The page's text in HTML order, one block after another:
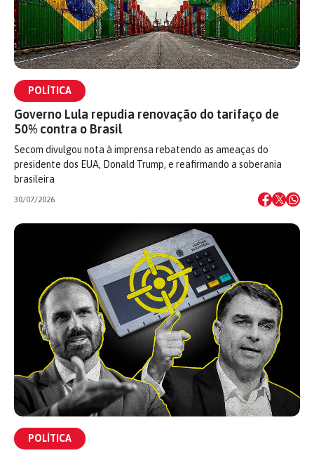
POLÍTICA
Governo Lula repudia renovação do tarifaço de
50% contra o Brasil
Secom divulgou nota à imprensa rebatendo as ameaças do
presidente dos EUA, Donald Trump, e reafirmando a soberania
brasileira
30/07/2026
POLÍTICA